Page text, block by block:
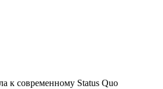
к современному Status Quo